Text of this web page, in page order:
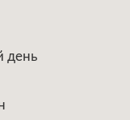
день